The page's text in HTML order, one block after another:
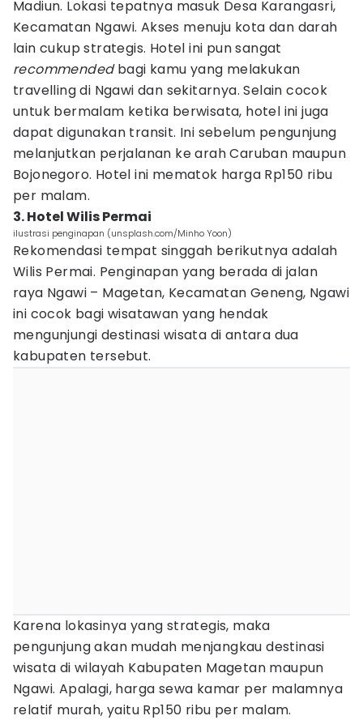
Madiun. Lokasi tepatnya masuk Desa Karangasri,
Kecamatan Ngawi. Akses menuju kota dan darah
lain cukup strategis. Hotel ini pun sangat
recommendedbagi kamu yang melakukan
travelling di Ngawi dan sekitarnya. Selain cocok
untuk bermalam ketika berwisata, hotel ini juga
dapat digunakan transit. Ini sebelum pengunjung
melanjutkan perjalanan ke arah Caruban maupun
Bojonegoro. Hotel ini mematok harga Rp150 ribu
per malam.
3. Hotel Wilis Permai
ilustrasi penginapan (unsplash.com/Minho Yoon)
Rekomendasi tempat singgah berikutnya adalah
Wilis Permai. Penginapan yang berada di jalan
raya Ngawi – Magetan, Kecamatan Geneng, Ngawi
ini cocok bagi wisatawan yang hendak
mengunjungi destinasi wisata di antara dua
kabupaten tersebut.
Karena lokasinya yang strategis, maka
pengunjung akan mudah menjangkau destinasi
wisata di wilayah Kabupaten Magetan maupun
Ngawi. Apalagi, harga sewa kamar per malamnya
relatif murah, yaitu Rp150 ribu per malam.